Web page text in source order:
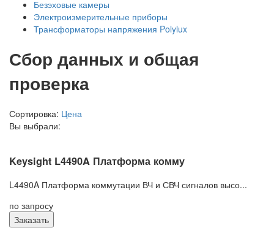
Безэховые камеры
Электроизмерительные приборы
Трансформаторы напряжения Polylux
Сбор данных и общая
проверка
Сортировка: Цена
Вы выбрали:
Keysight L4490A Платформа комму
L4490A Платформа коммутации ВЧ и СВЧ сигналов высо...
по запросу
Заказать